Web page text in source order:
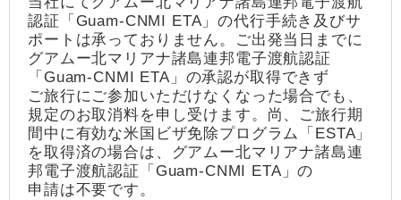
認証「Guam-CNMI ETA」の代行手続き及びサ
ポートは承っておりません。ご出発当日までに
グアムー北マリアナ諸島連邦電子渡航認証
「Guam-CNMI ETA」の承認が取得できず
ご旅行にご参加いただけなくなった場合でも、
規定のお取消料を申し受けます。尚、ご旅行期
間中に有効な米国ビザ免除プログラム「ESTA」
を取得済の場合は、グアムー北マリアナ諸島連
邦電子渡航認証「Guam-CNMI ETA」の
申請は不要です。